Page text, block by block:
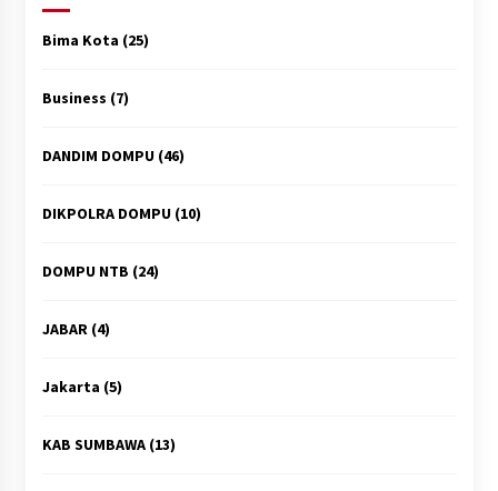
Bima Kota (25)
Business (7)
DANDIM DOMPU(46)
DIKPOLRA DOMPU(10)
DOMPU NTB (24)
JABAR(4)
Jakarta (5)
KAB SUMBAWA(13)